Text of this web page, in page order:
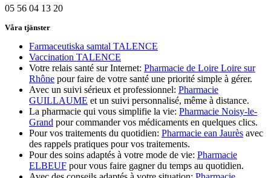
05 56 04 13 20
Våra tjänster
Farmaceutiska samtal TALENCE
Vaccination TALENCE
Votre relais santé sur Internet: Pharmacie de Loire Loire sur
Rhône pour faire de votre santé une priorité simple à gérer.
Avec un suivi sérieux et professionnel: Pharmacie
GUILLAUME et un suivi personnalisé, même à distance.
La pharmacie qui vous simplifie la vie: Pharmacie Noisy-le-
Grand pour commander vos médicaments en quelques clics.
Pour vos traitements du quotidien: Pharmacie ean Jaurès avec
des rappels pratiques pour vos traitements.
Pour des soins adaptés à votre mode de vie: Pharmacie
ELBEUF pour vous faire gagner du temps au quotidien.